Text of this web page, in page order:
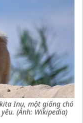
Inu, một giống chó
(Ảnh: Wikipedia)